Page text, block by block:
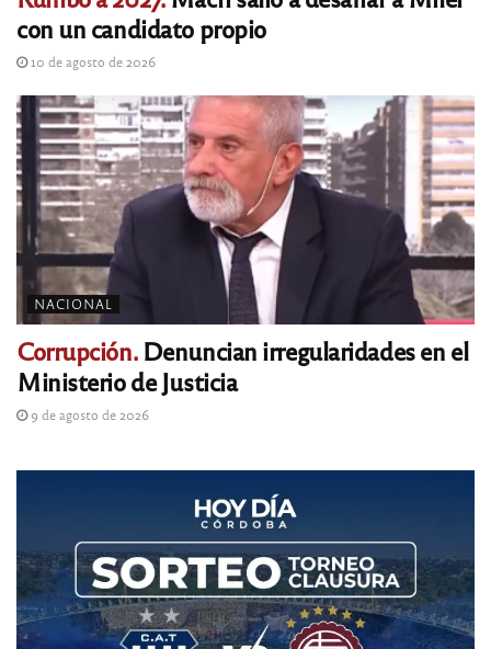
con un candidato propio
10 de agosto de 2026
NACIONAL
Corrupción.Denuncian irregularidades en el
Ministerio de Justicia
9 de agosto de 2026